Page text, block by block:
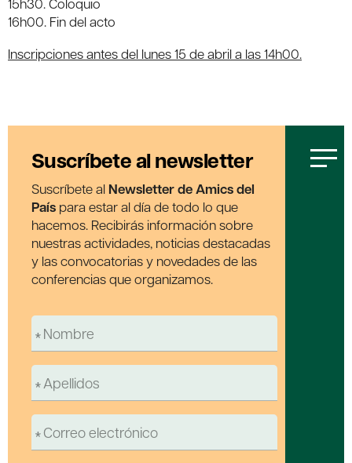
16h00. Fin del acto
Inscripciones antes del lunes 15 de abril a las 14h00.
Suscríbete al newsletter
Suscríbete al Newsletter de Amics del
País para estar al día de todo lo que
hacemos. Recibirás información sobre
nuestras actividades, noticias destacadas
y las convocatorias y novedades de las
conferencias que organizamos.